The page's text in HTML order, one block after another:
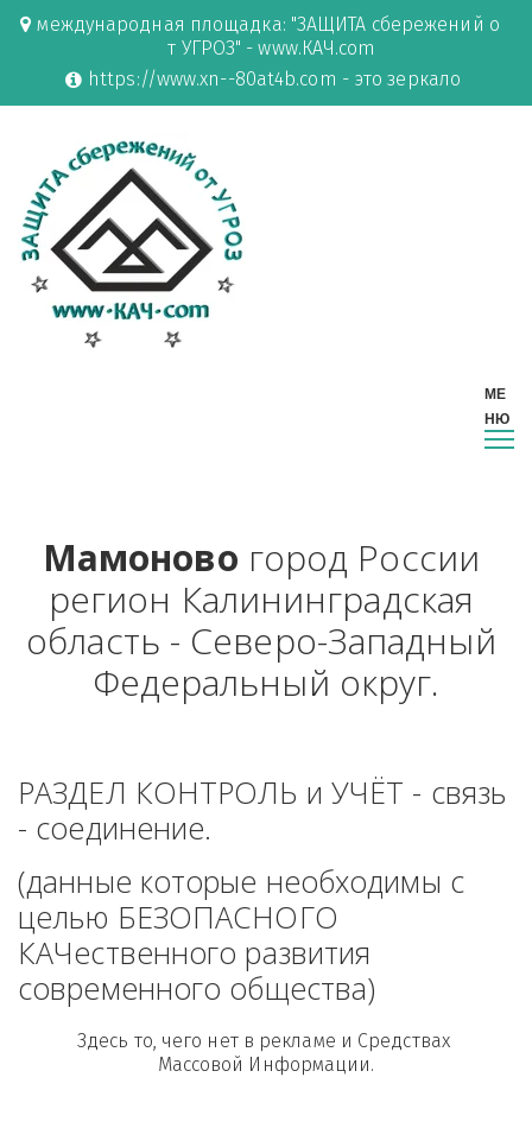
международная площадка: "ЗАЩИТА сбережений о
т УГРОЗ" - www.КАЧ.com
https://www.xn--80at4b.com - это зеркало
Мамоново город России
регион Калининградская
область - Северо-Западный
Федеральный округ.
РАЗДЕЛ КОНТРОЛЬ и УЧЁТ - связь
- соединение.
(данные которые необходимы с
целью БЕЗОПАСНОГО
КАЧественного развития
современного общества)
Здесь то, чего нет в рекламе и Средствах
Массовой Информации.